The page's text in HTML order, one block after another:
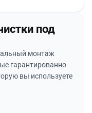
под
монтаж
гарантированно
вы используете